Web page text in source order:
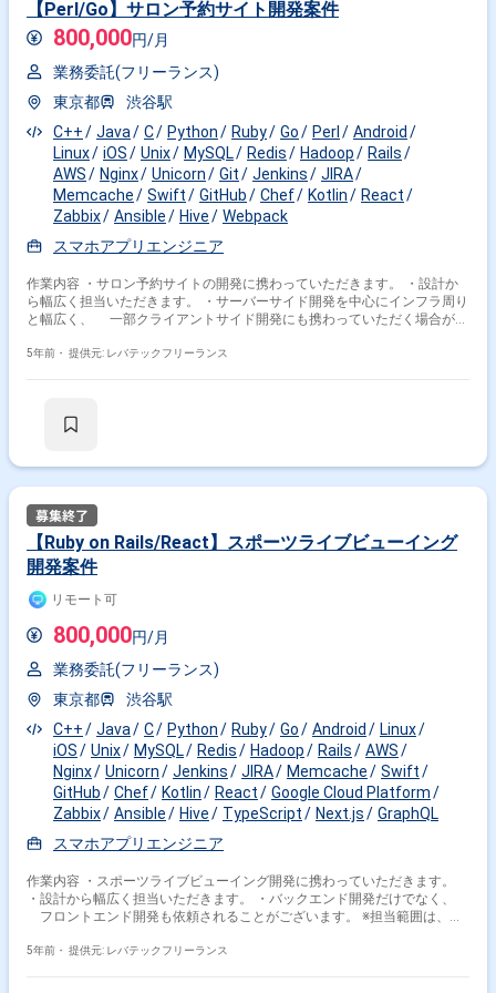
【Perl/Go】サロン予約サイト開発案件
800,000円/月
業務委託(フリーランス)
東京都
渋谷駅
C++
Java C Python Ruby Go Perl
Android
Linux
iOS Unix MySQL Redis Hadoop
Rails
AWS
Nginx Unicorn Git Jenkins
JIRA
Memcache
Swift GitHub Chef Kotlin
React
Zabbix
Ansible Hive
Webpack
スマホアプリエンジニア
作業内容 ・サロン予約サイトの開発に携わっていただきます。 ・設計か
ら幅広く担当いただきます。 ・サーバーサイド開発を中心にインフラ周り
と幅広く、 一部クライアントサイド開発にも携わっていただく場合がご
ます。
5年前・ 提供元: レバテックフリーランス
【Ruby on Rails/React】スポーツライブビューイング
開発案件
リモート可
800,000円/月
業務委託(フリーランス)
東京都
渋谷駅
C++
Java C Python Ruby Go Android
Linux
iOS
Unix MySQL Redis Hadoop Rails
AWS
Nginx
Unicorn Jenkins JIRA Memcache
Swift
GitHub
Chef Kotlin React
Google Cloud Platform
Zabbix
Ansible Hive TypeScript Next.js
GraphQL
スマホアプリエンジニア
作業内容 ・スポーツライブビューイング開発に携わっていただきます。
・設計から幅広く担当いただきます。 ・バックエンド開発だけでなく、
フロントエンド開発も依頼されることがございます。 ※担当範囲は、ス
5年前・ 提供元: レバテックフリーランス